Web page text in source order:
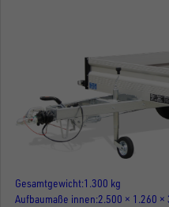
Gesamtgewicht 1.300 kg
Aufbaumaße innen 2.500 × 1.260 ×